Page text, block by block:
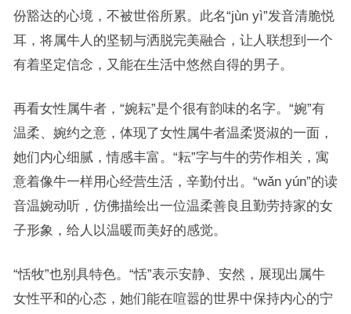
份豁达的心境，不被世俗所累。此名“jùn yì”发音清脆悦
耳，将属牛人的坚韧与洒脱完美融合，让人联想到一个
有着坚定信念，又能在生活中悠然自得的男子。
再看女性属牛者，“婉耘”是个很有韵味的名字。“婉”有
温柔、婉约之意，体现了女性属牛者温柔贤淑的一面，
她们内心细腻，情感丰富。“耘”字与牛的劳作相关，寓
意着像牛一样用心经营生活，辛勤付出。“wǎn yún”的读
音温婉动听，仿佛描绘出一位温柔善良且勤劳持家的女
子形象，给人以温暖而美好的感觉。
“恬牧”也别具特色。“恬”表示安静、安然，展现出属牛
女性平和的心态，她们能在喧嚣的世界中保持内心的宁